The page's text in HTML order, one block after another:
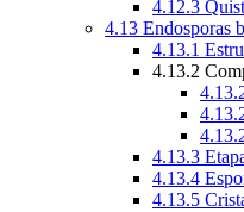
4.12.3
4.13 Endosporas
4.13.1
4.13.2
4.13.3
4.13.4
4.13.5